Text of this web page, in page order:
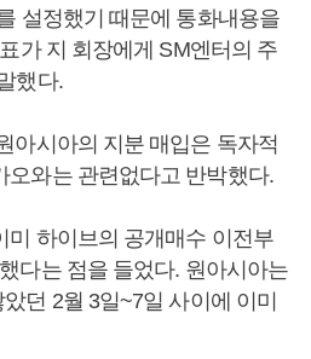
설정했기 때문에 통화내용을
가 지 회장에게 SM엔터의 주
했다.
아시아의 지분 매입은 독자적
오와는 관련없다고 반박했다.
미 하이브의 공개매수 이전부
다는 점을 들었다. 원아시아는
던 2월 3일~7일 사이에 이미